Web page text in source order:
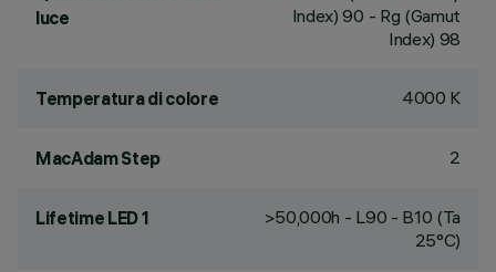
luce
Index) 90 - Rg (Gamut
Index) 98
Temperatura di colore 4000 K
MacAdam Step 2
Lifetime LED 1
>50,000h - L90 - B10 (Ta
25°C)